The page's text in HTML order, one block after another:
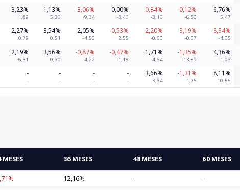
3,23%
1,89
1,13%
5,30
-3,06%
-9,34
0,00%
-3,40
-0,84%
-3,10
-0,12%
-6,50
6,76%
5,47
2,27%
0,79
3,54%
0,51
2,05%
-4,50
-0,53%
2,55
-2,20%
-0,60
-3,19%
-0,07
-8,34%
-4,05
2,19%
-6,81
3,56%
0,30
-0,87%
4,22
-0,47%
-1,18
1,71%
4,64
-1,35%
-13,89
4,36%
-1,03
-
-
-
-
-
-
-
-
3,66%
3,64
-1,31%
1,75
8,11%
10,55
MESES 36 MESES 48 MESES 60 MESES
12,16% - -